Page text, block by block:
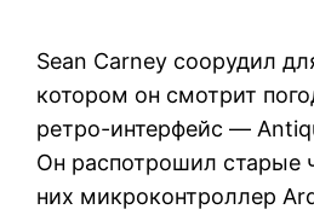
Sean Carney соорудил
котором он смотрит
ретро-интерфейс —
Он распотрошил старые
них микроконтроллер